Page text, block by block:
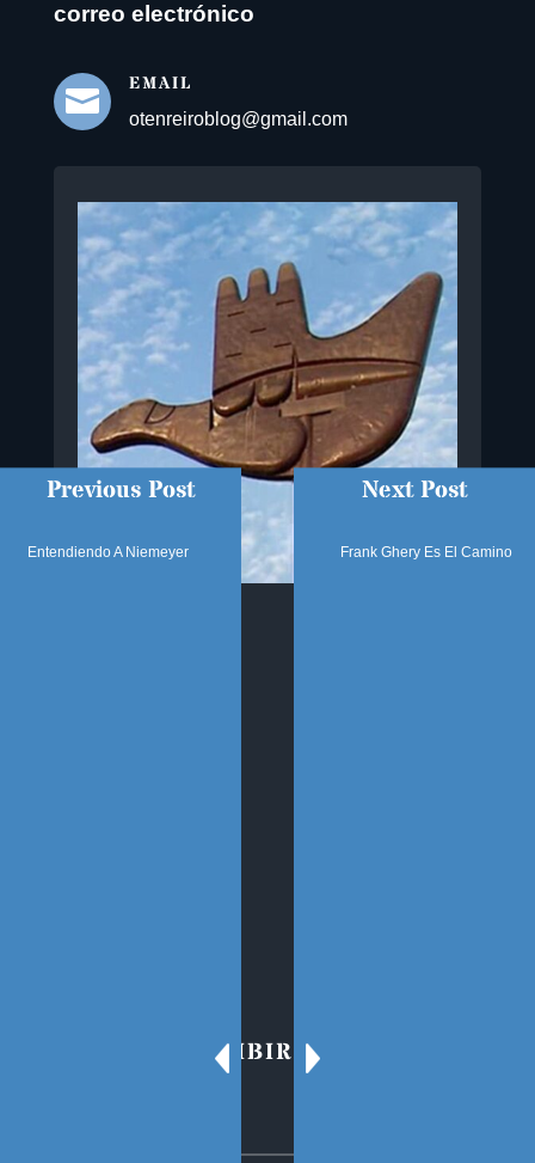
correo electrónico

EMAIL
otenreiroblog@gmail.com
PARA SUSCRIBIRSE AL BLOG
Previous Post
Entendiendo A Niemeyer
Next Post
Frank Ghery Es El Camino